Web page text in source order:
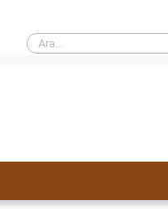
yüze lazer yapılırsa ne olur?